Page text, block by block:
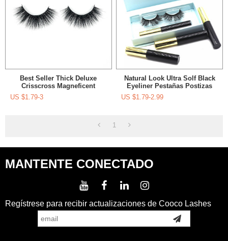
Best Seller Thick Deluxe
Crisscross Magneficent
Dramático Pestañas Postizas
Para Ojos
US $1.79-3
Natural Look Ultra Solf Black
Eyeliner Pestañas Postizas
Magnéticas Para Ojos Enteros
US $1.79-2.99
1
MANTENTE CONECTADO
Regístrese para recibir actualizaciones de Cooco Lashes